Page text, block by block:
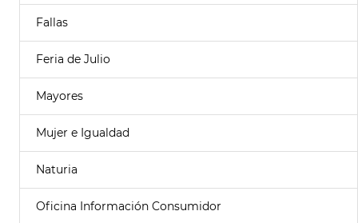
Fallas
Feria de Julio
Mayores
Mujer e Igualdad
Naturia
Oficina Información Consumidor